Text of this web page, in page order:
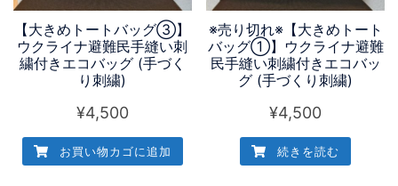
【大きめトートバッグ③】
ウクライナ避難民手縫い刺
繍付きエコバッグ (手づく
り刺繍)
¥4,500
お買い物カゴに追加
※売り切れ※【大きめトート
バッグ①】ウクライナ避難
民手縫い刺繍付きエコバッ
グ (手づくり刺繍)
¥4,500
続きを読む